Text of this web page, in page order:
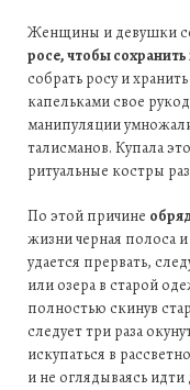
Женщины и девушки
росе, чтобы
собрать росу и
капельками свое
манипуляции
талисманов. Купала
ритуальные костры
По этой причине
жизни черная полоса
удается прервать,
или озера в старой
полностью скинув
следует три раза
искупаться в
и не оглядываясь